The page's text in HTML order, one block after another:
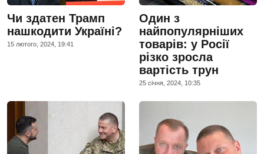
Чи здатен Трамп
нашкодити Україні?
15 лютого, 2024, 19:41
Один з
найпопулярніших
товарів: у Росії
різко зросла
вартість трун
25 сiчня, 2024, 10:35